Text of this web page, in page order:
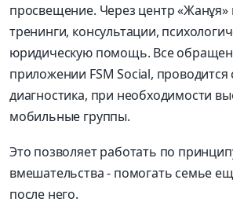
просвещение. Через центр
тренинги, консультации,
юридическую помощь. Все
приложении FSM Social, проводится
диагностика, при необходимости
мобильные группы.
Это позволяет работать по
вмешательства - помогать семье
после него.